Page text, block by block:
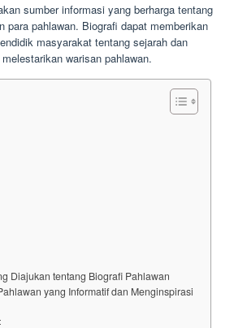
sumber informasi yang berharga tentang
para pahlawan. Biografi dapat memberikan
masyarakat tentang sejarah dan
warisan pahlawan.
Diajukan tentang Biografi Pahlawan
yang Informatif dan Menginspirasi